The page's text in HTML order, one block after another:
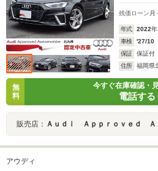
残価ローン 月
年式 2022年
車検
'27/10
保証
保証付
住所
福岡県
無
料
今すぐ在庫確認・
電話する
販売店： Ａｕｄｉ Ａｐｐｒｏｖｅｄ Ａｕ
アウディ